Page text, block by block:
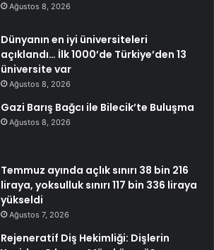
Ağustos 8, 2026
Dünyanın en iyi üniversiteleri
açıklandı… İlk 1000’de Türkiye’den 13
üniversite var
Ağustos 8, 2026
Gazi Barış Bağcı ile Bilecik’te Buluşma
Ağustos 8, 2026
Temmuz ayında açlık sınırı 38 bin 216
liraya, yoksulluk sınırı 117 bin 336 liraya
yükseldi
Ağustos 7, 2026
Rejeneratif Diş Hekimliği: Dişlerin